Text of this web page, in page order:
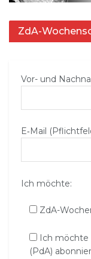
ZdA-
Vor- und
E‑Mail
Ich möchte:
ZdA-
Ich möchte
(PdA)